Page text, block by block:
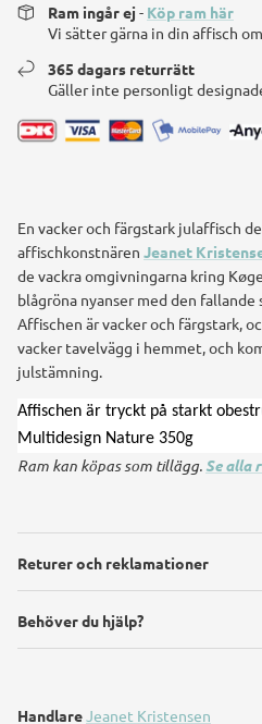
Ram ingår ej - Köp ram här
Vi sätter gärna in din affisch
365 dagars returrätt
Gäller inte personligt
En vacker och färgstark julaffisch
affischkonstnären Jeanet
de vackra omgivningarna kring
blågröna nyanser med den
Affischen är vacker och färgstark,
vacker tavelvägg i hemmet, och
julstämning.
Affischen är tryckt på starkt
Multidesign Nature 350g
Ram kan köpas som tillägg. Se alla
Returer och reklamationer
Behöver du hjälp?
HandlareJeanet Kristensen